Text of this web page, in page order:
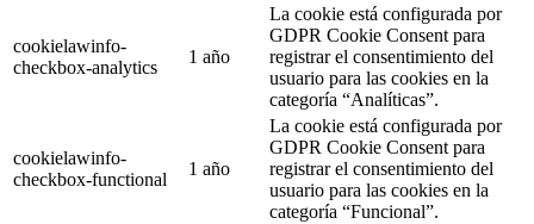
cookielawinfo-
checkbox-analytics
1 año
La cookie está configurada por
GDPR Cookie Consent para
registrar el consentimiento del
usuario para las cookies en la
categoría “Analíticas”.
cookielawinfo-
checkbox-functional
1 año
La cookie está configurada por
GDPR Cookie Consent para
registrar el consentimiento del
usuario para las cookies en la
categoría “Funcional”.